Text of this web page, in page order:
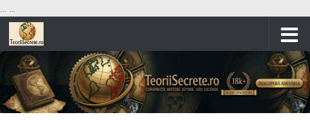
... ...
Skip to content